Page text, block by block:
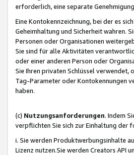
erforderlich, eine separate
Eine Kontokennzeichnung, bei der es
Geheimhaltung und Sicherheit wahren.
Personen oder Organisationen
Sie sind für alle Aktivitäten
oder einer anderen Person oder
Sie Ihren privaten Schlüssel
Tag-Parameter oder Kontokennungen
haben.
(c) Nutzungsanforderungen. Indem
verpflichten Sie sich zur Einhaltung der
i. Sie werden Produktwerbungsinhalte
Lizenz nutzen.Sie werden Creators API